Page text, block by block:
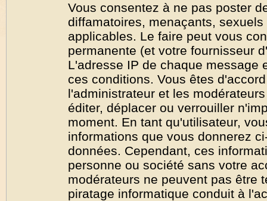
Vous consentez à ne pas poster
diffamatoires, menaçants,
applicables. Le faire peut vous
permanente (et votre fournisseur
L'adresse IP de chaque message
ces conditions. Vous êtes
l'administrateur et les
éditer, déplacer ou verrouiller
moment. En tant qu'utilisateur,
informations que vous donnerez
données. Cependant, ces
personne ou société sans votre
modérateurs ne peuvent pas être
piratage informatique conduit à